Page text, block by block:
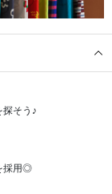
そう♪
採用◎